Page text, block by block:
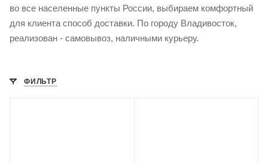
во все населенные пункты России, выбираем комфортный
для клиента способ доставки. По городу Владивосток,
реализован - самовывоз, наличными курьеру.
ФИЛЬТР